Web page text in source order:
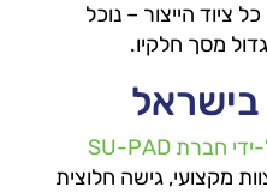
ציוד הייצור – נוכל
מסך חלקיו.
מקצועי, גישה חלוצית